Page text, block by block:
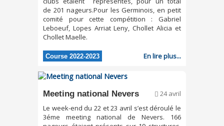
de 201 nageurs.Pour les Germinois, en petit
comité pour cette compétition : Gabriel
Leboeuf, Lopes Arriat Leny, Chollet Alicia et
Chollet Maelle.
Course 2022-2023 En lire plus...
Meeting national Nevers
24 avril
Le week-end du 22 et 23 avril s’est déroulé le
3éme meeting national de Nevers. 166